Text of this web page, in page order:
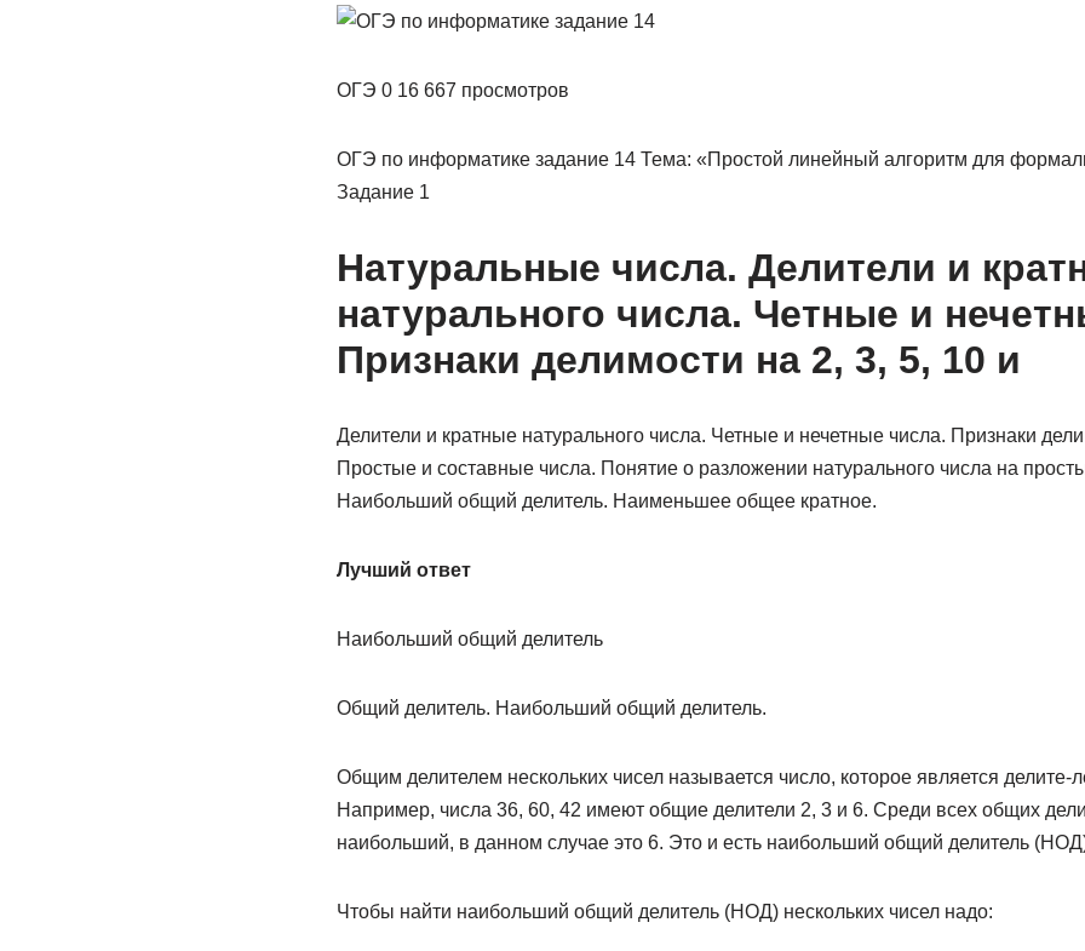
ОГЭ 0 16 667 просмотров
ОГЭ по информатике задание 14 Тема: «Простой линейный алгоритм для
Задание 1
Натуральные числа. Делители и
натурального числа. Четные и
Признаки делимости на 2, 3, 5, 10 и
Делители и кратные натурального числа. Четные и нечетные числа. Признаки
Простые и составные числа. Понятие о разложении натурального числа на
Наибольший общий делитель. Наименьшее общее кратное.
Лучший ответ
Наибольший общий делитель
Общий делитель. Наибольший общий делитель.
Общим делителем нескольких чисел называется число, которое является делите-
Например, числа 36, 60, 42 имеют общие делители 2, 3 и 6. Среди всех общих
наибольший, в данном случае это 6. Это и есть наибольший общий делитель
Чтобы найти наибольший общий делитель (НОД) нескольких чисел надо: